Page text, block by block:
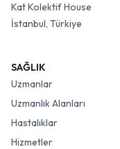
Kat Kolektif House
İstanbul, Türkiye
SAĞLIK
Uzmanlar
Uzmanlık Alanları
Hastalıklar
Hizmetler